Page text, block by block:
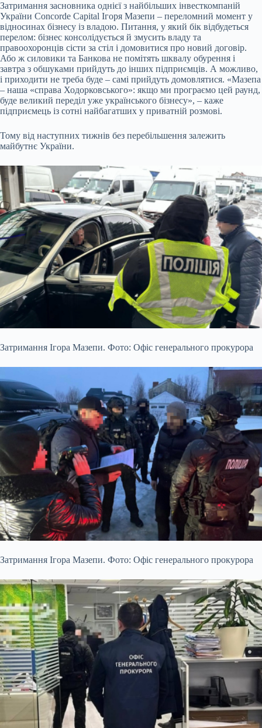
Затримання засновника однієї з найбільших інвесткомпаній
України Concorde Capital Ігоря Мазепи – переломний момент у
відносинах бізнесу із владою. Питання, у який бік відбудеться
перелом: бізнес консолідується й змусить владу та
правоохоронців сісти за стіл і домовитися про новий договір.
Або ж силовики та Банкова не помітять шквалу обурення і
завтра з обшуками прийдуть до інших підприємців. А можливо,
і приходити не треба буде – самі прийдуть домовлятися. «Мазепа
– наша «справа Ходорковського»: якщо ми програємо цей раунд,
буде великий переділ уже українського бізнесу», – каже
підприємець із сотні найбагатших у приватній розмові.
Тому від наступних тижнів без перебільшення залежить
майбутнє України.
Затримання Ігора Мазепи. Фото: Офіс генерального прокурора
Затримання Ігора Мазепи. Фото: Офіс генерального прокурора